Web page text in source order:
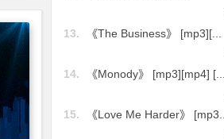
13.
《The Business》 [mp3][...
14.
《Monody》 [mp3][mp4] [...
15.
《Love Me Harder》 [mp3...